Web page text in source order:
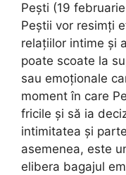
Pești (19
Peștii vor resimți
relațiilor intime și
poate scoate la
sau emoționale
moment în care
fricile și să ia
intimitatea și
asemenea, este
elibera bagajul